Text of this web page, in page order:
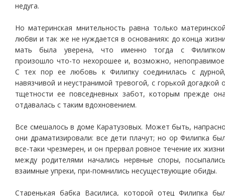
недуга.
Но материнская мнительность равна только
любви и так же не нуждается в основаниях: до конца
мать была уверена, что именно тогда с
произошло что-то нехорошее и, возможно,
С тех пор ее любовь к Филипку соединилась с
навязчивой и неустранимой тревогой, с горькой догадкой
тщетности ее повседневных забот, которым прежде
отдавалась с таким вдохновением.
Все смешалось в доме Каратузовых. Может быть,
они драматизировали: все дети плачут; но ор Филипка
все-таки чрезмерен, и он прервал ровное течение их
между родителями начались нервные споры,
взаимные упреки, при-помнились несуществующие обиды.
Старенькая бабка Василиса, которой отец Филипка